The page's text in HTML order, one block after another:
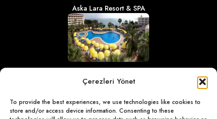
Çerezleri Yönet
To provide the best experiences, we use technologies like cookies to
store and/or access device information. Consenting to these
Aska Lara Resort & SPA